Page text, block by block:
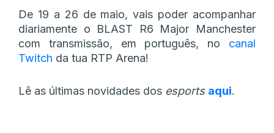
De 19 a 26 de maio, vais poder acompanhar
diariamente o BLAST R6 Major Manchester
com transmissão, em português, no canal
Twitch da tua RTP Arena!
Lê as últimas novidades dos esports aqui.